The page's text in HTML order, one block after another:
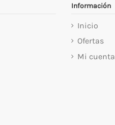
Información
Inicio
Ofertas
Mi cuenta